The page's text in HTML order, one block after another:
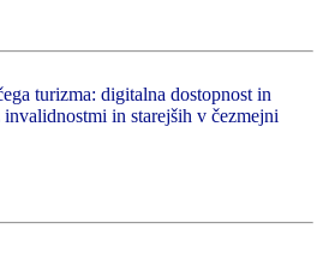
turizma: digitalna dostopnost in
in starejših v čezmejni